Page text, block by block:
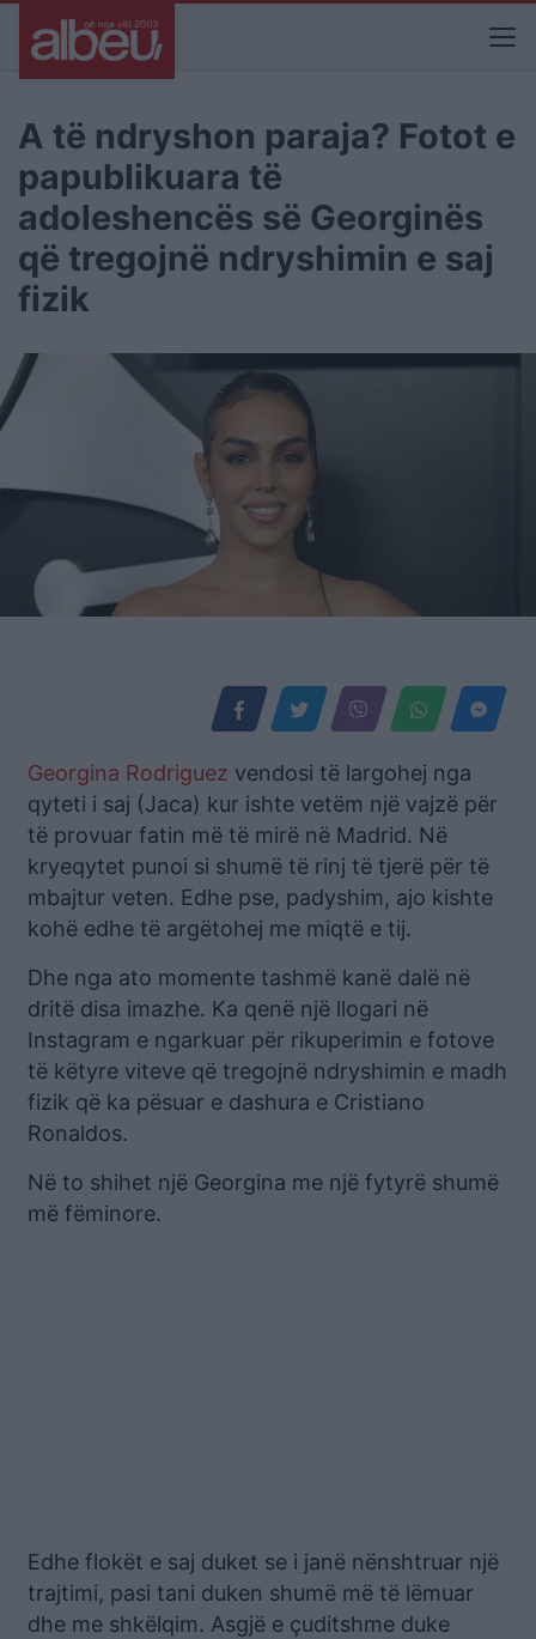
A të ndryshon paraja? Fotot e
papublikuara të
adoleshencës së Georginës
që tregojnë ndryshimin e saj
fizik
Georgina Rodriguez vendosi të largohej nga
qyteti i saj (Jaca) kur ishte vetëm një vajzë për
të provuar fatin më të mirë në Madrid. Në
kryeqytet punoi si shumë të rinj të tjerë për të
mbajtur veten. Edhe pse, padyshim, ajo kishte
kohë edhe të argëtohej me miqtë e tij.
Dhe nga ato momente tashmë kanë dalë në
dritë disa imazhe. Ka qenë një llogari në
Instagram e ngarkuar për rikuperimin e fotove
të këtyre viteve që tregojnë ndryshimin e madh
fizik që ka pësuar e dashura e Cristiano
Ronaldos.
Në to shihet një Georgina me një fytyrë shumë
më fëminore.
Edhe flokët e saj duket se i janë nënshtruar një
trajtimi, pasi tani duken shumë më të lëmuar
dhe me shkëlqim. Asgjë e çuditshme duke